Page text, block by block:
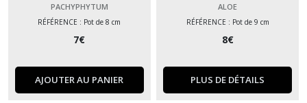
PACHYPHYTUM
RÉFÉRENCE : Pot de 8 cm
7€
AJOUTER AU PANIER
ALOE
RÉFÉRENCE : Pot de 9 cm
8€
PLUS DE DÉTAILS